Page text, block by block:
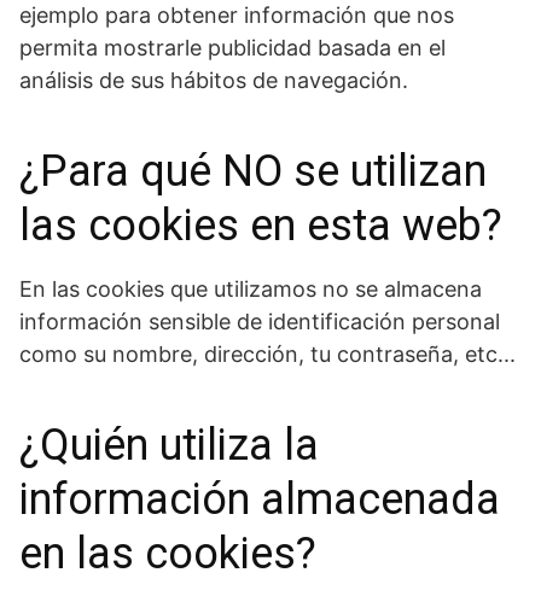
ejemplo para obtener información que nos
permita mostrarle publicidad basada en el
análisis de sus hábitos de navegación.
¿Para qué NO se utilizan
las cookies en esta web?
En las cookies que utilizamos no se almacena
información sensible de identificación personal
como su nombre, dirección, tu contraseña, etc...
¿Quién utiliza la
información almacenada
en las cookies?